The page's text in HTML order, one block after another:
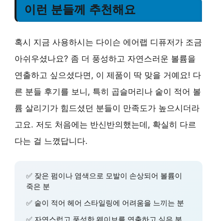
이런 분들께 추천해요
혹시 지금 사용하시는 다이슨 에어랩 디퓨저가 조금
아쉬우셨나요? 좀 더 풍성하고 자연스러운 볼륨을
연출하고 싶으셨다면, 이 제품이 딱 맞을 거예요! 다
른 분들 후기를 보니, 특히 곱슬머리나 숱이 적어 볼
륨 살리기가 힘드셨던 분들이 만족도가 높으시더라
고요. 저도 처음에는 반신반의했는데, 확실히 다르
다는 걸 느꼈답니다.
✅ 잦은 펌이나 염색으로 모발이 손상되어 볼륨이
죽은 분
✅ 숱이 적어 헤어 스타일링에 어려움을 느끼는 분
✅ 자연스럽고 풍성한 웨이브를 연출하고 싶은 분